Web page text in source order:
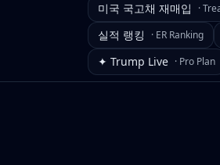
미국 국고채 재매입 ·
실적 랭킹 · ER Ranking
✦ Trump Live · Pro Plan